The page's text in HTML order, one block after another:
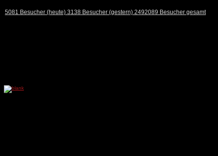
5081 Besucher (heute) 3138 Besucher (gestern) 2492089 Besucher gesamt